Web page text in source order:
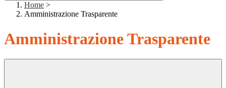
Home >
Amministrazione Trasparente
Amministrazione Trasparente